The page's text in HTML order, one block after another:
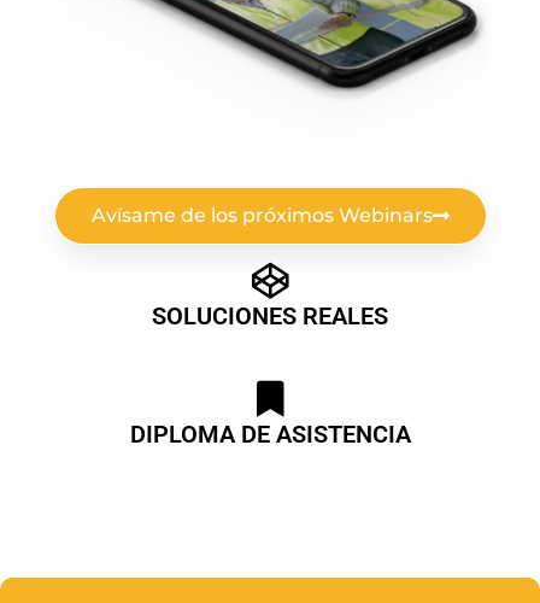
Avísame de los próximos Webinars
SOLUCIONES REALES
DIPLOMA DE ASISTENCIA